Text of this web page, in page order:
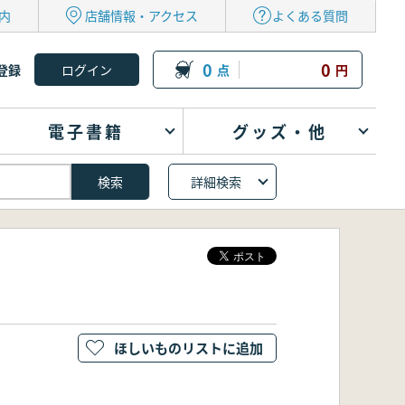
店舗情報・アクセス よくある質問
録 0 点 0 円
電子書籍 グッズ・他
詳細検索
ほしいものリストに追加